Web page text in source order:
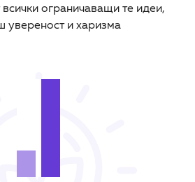
всички ограничаващи те идеи,
уверености харизма